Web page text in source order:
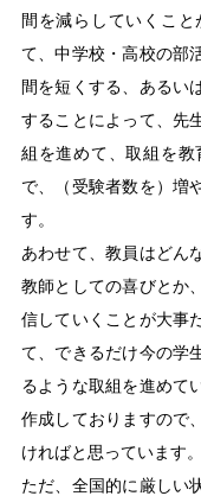
間を減らしていくこ
て、中学校・高校の部
間を短くする、あるい
することによって、先
組を進めて、取組を教
で、（受験者数を）増
す。
あわせて、教員はどん
教師としての喜びとか
信していくことが大事
て、できるだけ今の学
るような取組を進めて
作成しておりますので
ければと思っています。
ただ、全国的に厳しい